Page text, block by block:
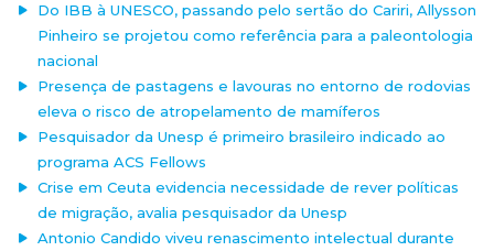
Do IBB à UNESCO, passando pelo sertão do Cariri, Allysson
Pinheiro se projetou como referência para a paleontologia
nacional
Presença de pastagens e lavouras no entorno de rodovias
eleva o risco de atropelamento de mamíferos
Pesquisador da Unesp é primeiro brasileiro indicado ao
programa ACS Fellows
Crise em Ceuta evidencia necessidade de rever políticas
de migração, avalia pesquisador da Unesp
Antonio Candido viveu renascimento intelectual durante